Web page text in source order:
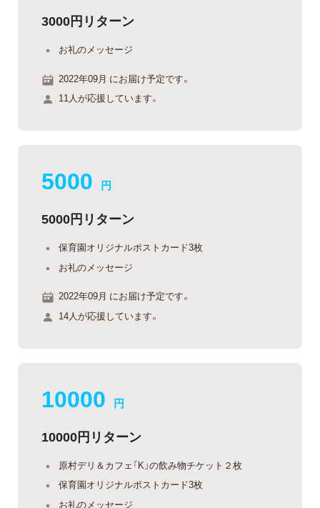
3000円リターン
お礼のメッセージ
2022年09月 にお届け予定です。
11人が応援しています。
5000 円
5000円リターン
保育園オリジナルポストカード3枚
お礼のメッセージ
2022年09月 にお届け予定です。
14人が応援しています。
10000 円
10000円リターン
原村デリ＆カフェ「K」の飲み物チケット２枚
保育園オリジナルポストカード3枚
お礼のメッセージ